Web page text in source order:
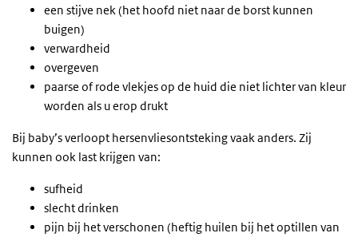
een stijve nek (het hoofd niet naar de borst kunnen
buigen)
verwardheid
overgeven
paarse of rode vlekjes op de huid die niet lichter van kleur
worden als u erop drukt
Bij baby’s verloopt hersenvliesontsteking vaak anders. Zij
kunnen ook last krijgen van:
sufheid
slecht drinken
pijn bij het verschonen (heftig huilen bij het optillen van